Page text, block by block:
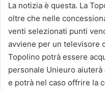
La notizia è questa. La
oltre che nelle
venti selezionati punti
avviene per un televisore
Topolino potrà essere
personale Unieuro
e potrà nel caso offrire la